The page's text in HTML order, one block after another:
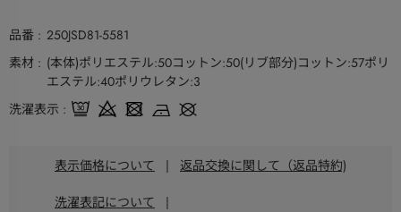
品番
250JSD81-5581
素材
(本体)ポリエステル:50コットン:50(リブ部分)コットン:57ポリ
エステル:40ポリウレタン:3
洗濯表示
表示価格について | 返品交換に関して（返品特約)
洗濯表記について |